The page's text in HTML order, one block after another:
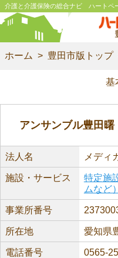
介護と介護保険の総合ナビ ハートペ
ホーム 豊田市版トップ
基
アンサンブル豊田曙
法人名 メディ
施設・サービス
特定施
ムなど）
事業所番号
所在地 愛知県
電話番号 0565-